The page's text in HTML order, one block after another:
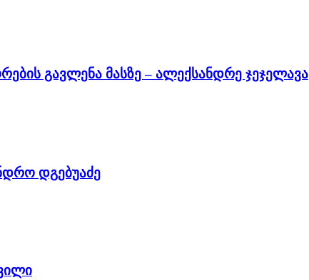
გავლენა მასზე – ალექსანდრე ჯეჯელავა
დგებუაძე